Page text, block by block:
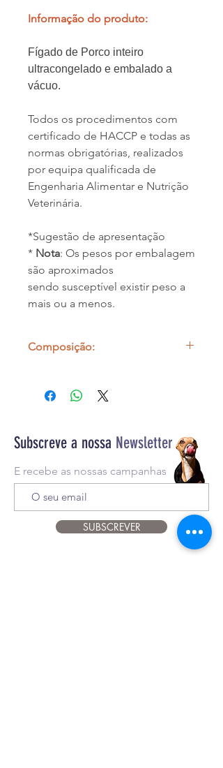
Informação do produto:
Fígado de Porco inteiro
ultracongelado e embalado a
vácuo.
Todos os procedimentos com
certificado de HACCP e todas as
normas obrigatórias, realizados
por equipa qualificada de
Engenharia Alimentar e Nutrição
Veterinária.
*Sugestão de apresentação
* Nota: Os pesos por embalagem
são aproximados
sendo susceptível existir peso a
mais ou a menos.
Composição:
Subscreve a nossa Newsletter
E recebe as nossas campanhas
SUBSCREVER